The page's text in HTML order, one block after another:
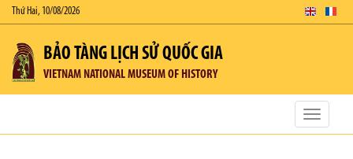
Thứ Hai, 10/08/2026
BẢO TÀNG LỊCH SỬ QUỐC GIA
VIETNAM NATIONAL MUSEUM OF HISTORY
Toggle